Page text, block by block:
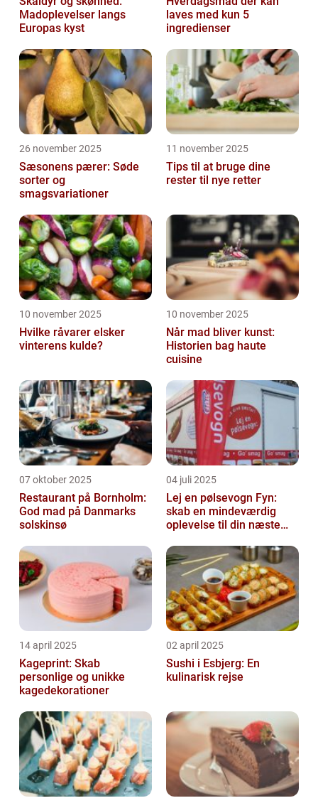
Madoplevelser langs
Europas kyst
laves med kun 5
ingredienser
26 november 2025
Sæsonens pærer: Søde
sorter og
smagsvariationer
11 november 2025
Tips til at bruge dine
rester til nye retter
10 november 2025
Hvilke råvarer elsker
vinterens kulde?
10 november 2025
Når mad bliver kunst:
Historien bag haute
cuisine
07 oktober 2025
Restaurant på Bornholm:
God mad på Danmarks
solskinsø
04 juli 2025
Lej en pølsevogn Fyn:
skab en mindeværdig
oplevelse til din næste
14 april 2025
Kageprint: Skab
personlige og unikke
kagedekorationer
02 april 2025
Sushi i Esbjerg: En
kulinarisk rejse